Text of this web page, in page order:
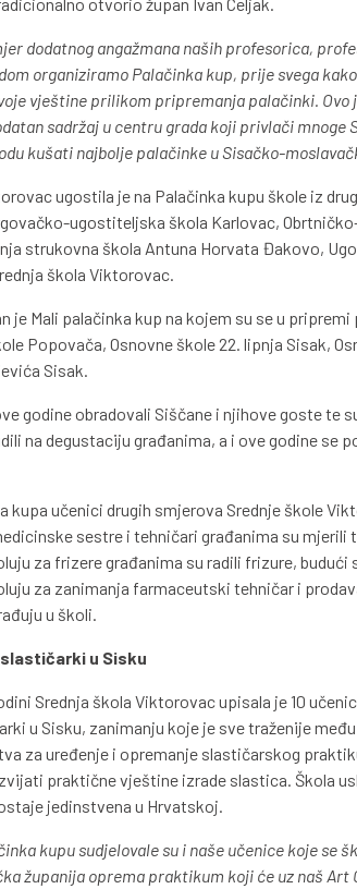
dodatnog angažmana naših profesorica,
organiziramo Palačinka kup, prije svega
vještine prilikom pripremanja palačinki. Ovo
sadržaj u centru grada koji privlači mnoge
kušati najbolje palačinke u Sisačko-
ugostila je na Palačinka kupu škole iz
ugostiteljska škola Karlovac,
strukovna škola Antuna Horvata Đakovo,
škola Viktorovac.
je Mali palačinka kup na kojem su se u
Popovača, Osnovne škole 22. lipnja Sisak,
Sisak.
godine obradovali Siščane i njihove goste te
na degustaciju građanima, a i ove godine se
kupa učenici drugih smjerova Srednje škole
sestre i tehničari građanima su mjerili
za frizere građanima su radili frizure,
za zanimanja farmaceutski tehničar i
u školi.
u Sisku
Srednja škola Viktorovac upisala je 10
u Sisku, zanimanju koje je sve traženije
za uređenje i opremanje slastičarskog
praktične vještine izrade slastica. Škola
jedinstvena u Hrvatskoj.
kupu sudjelovale su i naše učenice koje se
županija oprema praktikum koji će uz naš